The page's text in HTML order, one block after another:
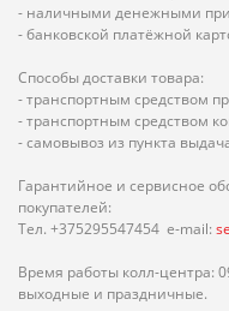
- наличными денежными
- банковской платёжной
Способы доставки товара:
- транспортным средством
- транспортным средством
- самовывоз из пункта
Гарантийное и сервисное
покупателей:
Тел. +375295547454 e-mail:
Время работы колл-центра:
выходные и праздничные.